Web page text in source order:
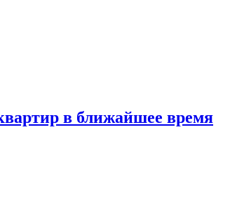
в ближайшее время